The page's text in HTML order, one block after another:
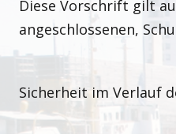
Diese Vorschrift gilt
angeschlossenen,
Sicherheit im Verlauf